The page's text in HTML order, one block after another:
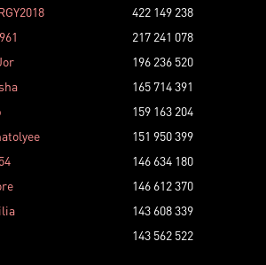
422 149 238
217 241 078
196 236 520
165 714 391
159 163 204
151 950 399
146 634 180
146 612 370
143 608 339
143 562 522